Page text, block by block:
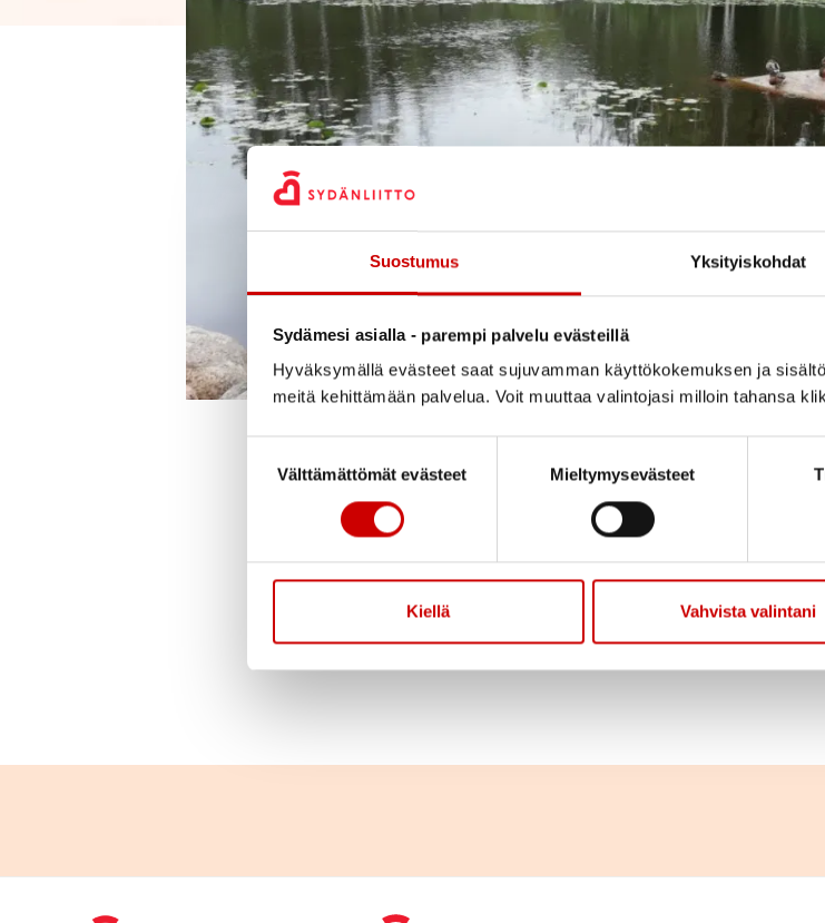
Suostumus Yksityiskohdat
Sydämesi asialla - parempi palvelu evästeillä
Hyväksymällä evästeet saat sujuvamman käyttökokemuksen ja
meitä kehittämään palvelua. Voit muuttaa valintojasi milloin tahansa
Välttämättömät evästeet
Mieltymysevästeet
Kiellä Vahvista valintani
Sydänkerho Viertolassa Timontie 4 keskiviikkona 1.9
Sydäntunnelmia kahvittelun kera
Kerrotaan myös tulevan syksyn ohjelmasta